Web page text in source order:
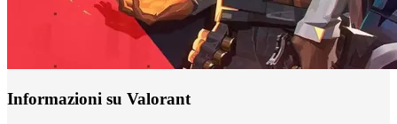
Informazioni su Valorant